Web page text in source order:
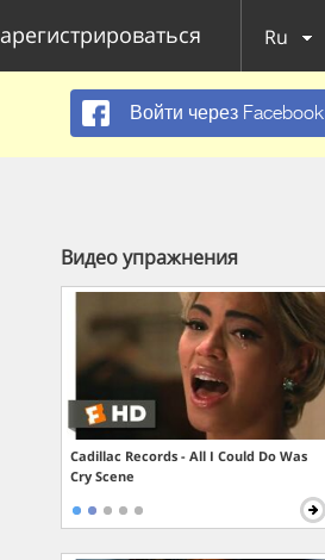
Ru
Войти через Facebook
Видео упражнения
Cadillac Records - All I Could Do Was
Cry Scene